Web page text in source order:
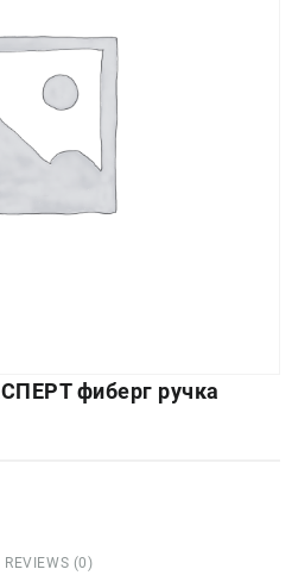
фиберг ручка
REVIEWS (0)